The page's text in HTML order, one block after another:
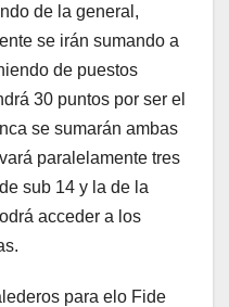
de la general,
se irán sumando a
de puestos
30 puntos por ser el
se sumarán ambas
paralelamente tres
sub 14 y la de la
acceder a los
para elo Fide